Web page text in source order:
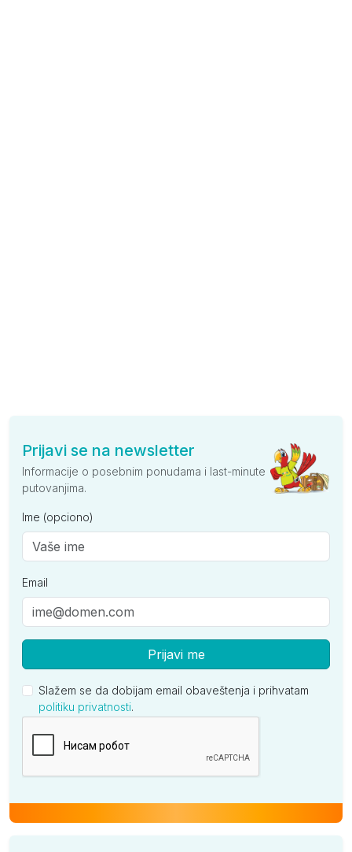
Prijavi se na newsletter
Informacije o posebnim ponudama i last-minute
putovanjima.
Ime (opciono)
Email
Prijavi me
Slažem se da dobijam email obaveštenja i prihvatam
politiku privatnosti.